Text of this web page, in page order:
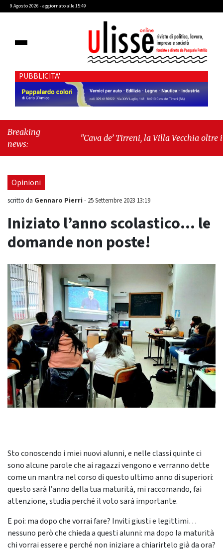
9 Agosto 2026 - aggiornato alle 15:49
PUBBLICITA'
Breaking
news:
"Cava de’ Tirreni, la Villa Vecchia oltre i
Opinioni
scritto da Gennaro Pierri - 25 Settembre 2023 13:19
Iniziato l’anno scolastico… le
domande non poste!
Sto conoscendo i miei nuovi alunni, e nelle classi quinte ci
sono alcune parole che ai ragazzi vengono e verranno dette
come un mantra nel corso di questo ultimo anno di superiori:
questo sarà l’anno della tua maturità, mi raccomando, fai
attenzione, studia perché il voto sarà importante.
E poi: ma dopo che vorrai fare? Inviti giusti e legittimi…
nessuno però che chieda a questi alunni: ma dopo la maturità
chi vorrai essere e perché non iniziare a chiarirtelo già da ora?